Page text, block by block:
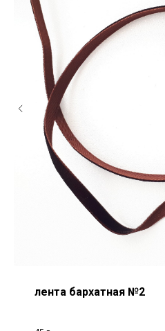
лента бархатная №2